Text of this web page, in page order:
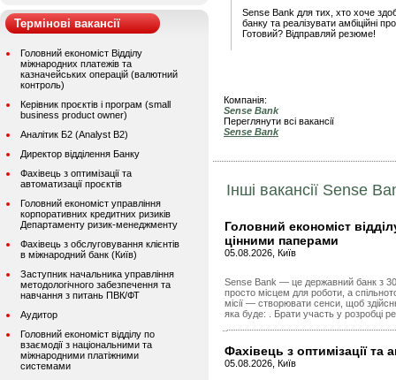
Термінові вакансії
Головний економіст Відділу
міжнародних платежів та
казначейських операцій (валютний
контроль)
Керівник проєктів і програм (small
business product owner)
Аналітик Б2 (Analyst B2)
Директор відділення Банку
Фахівець з оптимізації та
автоматизації проєктів
Головний економіст управління
корпоративних кредитних ризиків
Департаменту ризик-менеджменту
Фахівець з обслуговування клієнтів
в міжнародний банк (Київ)
Заступник начальника управління
методологічного забезпечення та
навчання з питань ПВК/ФТ
Аудитор
Головний економіст відділу по
взаємодії з національними та
міжнародними платіжними
системами
Sense Bank для тих, хто хоче
банку та реалізувати амбіційні
Готовий? Відправляй резюме!
Компанія:
Sense Bank
Переглянути всі вакансії
Sense Bank
Інші вакансії Sense
Головний економіст
цінними паперами
05.08.2026, Київ
Sense Bank — це державний банк з
просто місцем для роботи, а
місії — створювати сенси, щоб
яка буде: . Брати участь у розробці
Фахівець з оптимізації та
05.08.2026, Київ